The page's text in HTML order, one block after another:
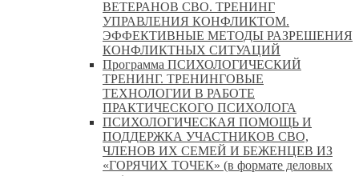
ВЕТЕРАНОВ СВО. ТРЕНИНГ
УПРАВЛЕНИЯ КОНФЛИКТОМ.
ЭФФЕКТИВНЫЕ МЕТОДЫ РАЗРЕШЕНИЯ
КОНФЛИКТНЫХ СИТУАЦИЙ
Программа ПСИХОЛОГИЧЕСКИЙ
ТРЕНИНГ. ТРЕНИНГОВЫЕ
ТЕХНОЛОГИИ В РАБОТЕ
ПРАКТИЧЕСКОГО ПСИХОЛОГА
ПСИХОЛОГИЧЕСКАЯ ПОМОЩЬ И
ПОДДЕРЖКА УЧАСТНИКОВ СВО,
ЧЛЕНОВ ИХ СЕМЕЙ И БЕЖЕНЦЕВ ИЗ
«ГОРЯЧИХ ТОЧЕК» (в формате деловых